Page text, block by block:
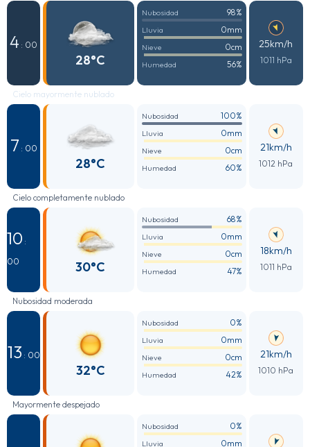
4 : 00
28°C
Nubosidad 98%
Lluvia 0mm
Nieve 0cm
Humedad 56%
25km/h
1011 hPa
Cielo mayormente nublado
7 : 00
28°C
Nubosidad 100%
Lluvia 0mm
Nieve 0cm
Humedad 60%
21km/h
1012 hPa
Cielo completamente nublado
10 :
00
30°C
Nubosidad 68%
Lluvia 0mm
Nieve 0cm
Humedad 47%
18km/h
1011 hPa
Nubosidad moderada
13 : 00
32°C
Nubosidad 0%
Lluvia 0mm
Nieve 0cm
Humedad 42%
21km/h
1010 hPa
Mayormente despejado
Nubosidad 0%
Lluvia 0mm